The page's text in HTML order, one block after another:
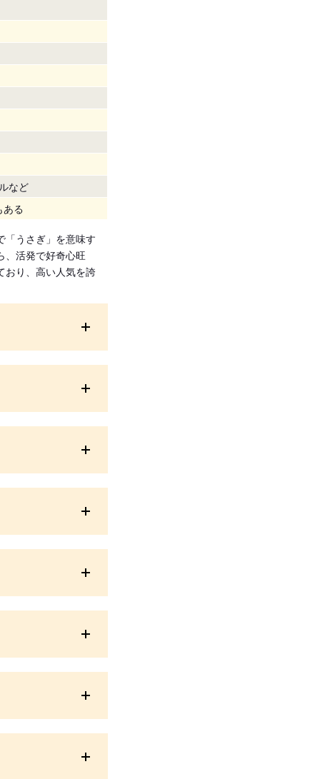
など
ある
「うさぎ」を意味す
、活発で好奇心旺
おり、高い人気を誇